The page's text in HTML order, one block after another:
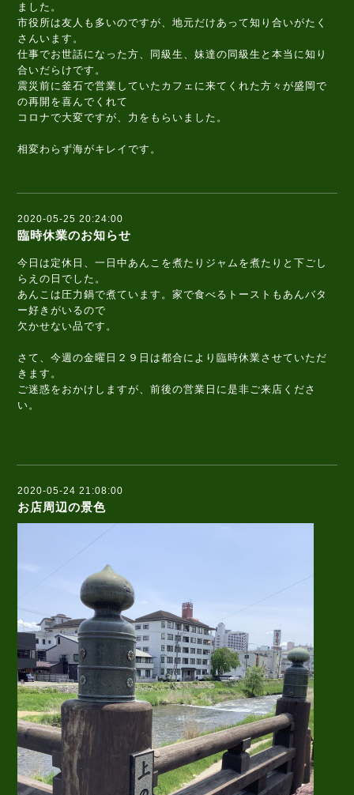
ました。
市役所は友人も多いのですが、地元だけあって知り合いがたく
さんいます。
仕事でお世話になった方、同級生、妹達の同級生と本当に知り
合いだらけです。
震災前に釜石で営業していたカフェに来てくれた方々が盛岡で
の再開を喜んでくれて
コロナで大変ですが、力をもらいました。
相変わらず海がキレイです。
2020-05-25 20:24:00
臨時休業のお知らせ
今日は定休日、一日中あんこを煮たりジャムを煮たりと下ごし
らえの日でした。
あんこは圧力鍋で煮ています。家で食べるトーストもあんバタ
ー好きがいるので
欠かせない品です。
さて、今週の金曜日２９日は都合により臨時休業させていただ
きます。
ご迷惑をおかけしますが、前後の営業日に是非ご来店くださ
い。
2020-05-24 21:08:00
お店周辺の景色